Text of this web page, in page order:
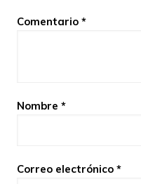
Comentario *
Nombre *
Correo electrónico *